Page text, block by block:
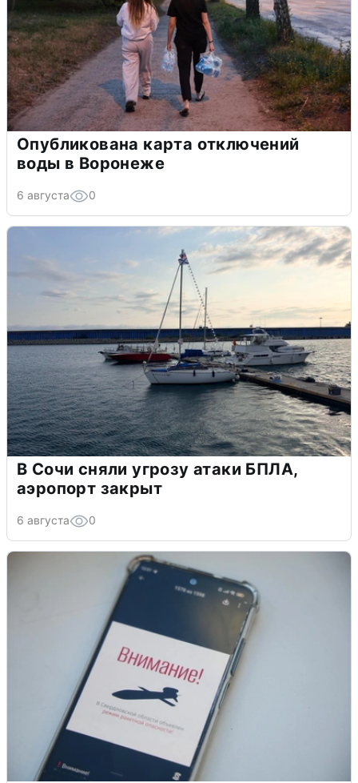
Опубликована карта отключений
воды в Воронеже
6 августа 0
В Сочи сняли угрозу атаки БПЛА,
аэропорт закрыт
6 августа 0